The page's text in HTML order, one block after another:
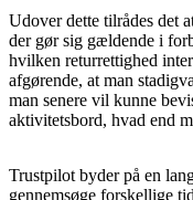
Udover dette tilrådes det
der gør sig gældende i
hvilken returrettighed
afgørende, at man
man senere vil kunne
aktivitetsbord, hvad end
Trustpilot byder på en
gennemsøge forskellige